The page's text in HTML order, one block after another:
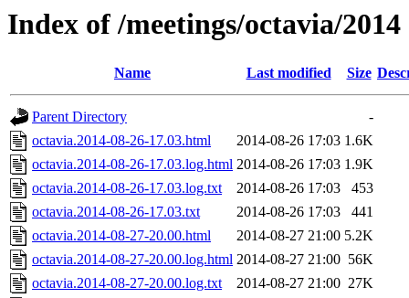
Index of /meetings/octavia/2014
Name Last modified Size
Parent Directory
-
octavia.2014-08-26-17.03.html
2014-08-26 17:03 1.6K
octavia.2014-08-26-17.03.log.html 2014-08-26 17:03 1.9K
octavia.2014-08-26-17.03.log.txt
2014-08-26 17:03
453
octavia.2014-08-26-17.03.txt
2014-08-26 17:03
441
octavia.2014-08-27-20.00.html
2014-08-27 21:00 5.2K
octavia.2014-08-27-20.00.log.html 2014-08-27 21:00 56K
octavia.2014-08-27-20.00.log.txt
2014-08-27 21:00 27K